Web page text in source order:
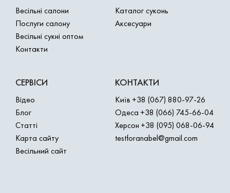
Весільні салони
Послуги салону
Весільні сукні оптом
Контакти
Каталог суконь
Аксесуари
СЕРВІСИ
Відео
Блог
Статті
Карта сайту
Весільний сайт
КОНТАКТИ
Київ +38 (067) 880-97-26
Одеса +38 (066) 745-66-04
Херсон +38 (095) 068-06-94
testforanabel@gmail.com